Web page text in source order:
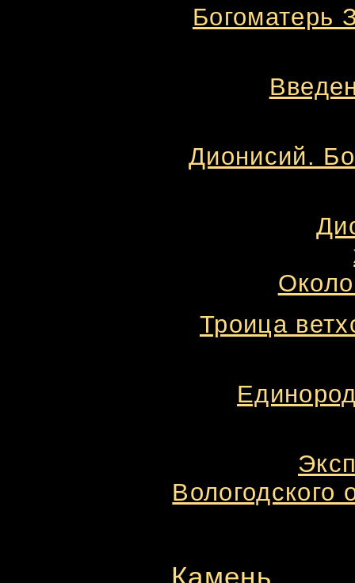
Богоматерь
Дионисий.
Троица
Вологодского
Камень